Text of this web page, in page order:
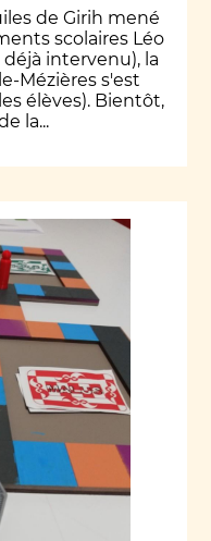
de Girih mené
scolaires Léo
intervenu), la
Mézières s'est
élèves). Bientôt,
la...